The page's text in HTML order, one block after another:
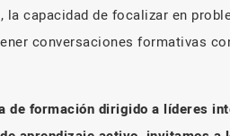
capacidad de focalizar en
conversaciones formativas
de formación dirigido a líderes